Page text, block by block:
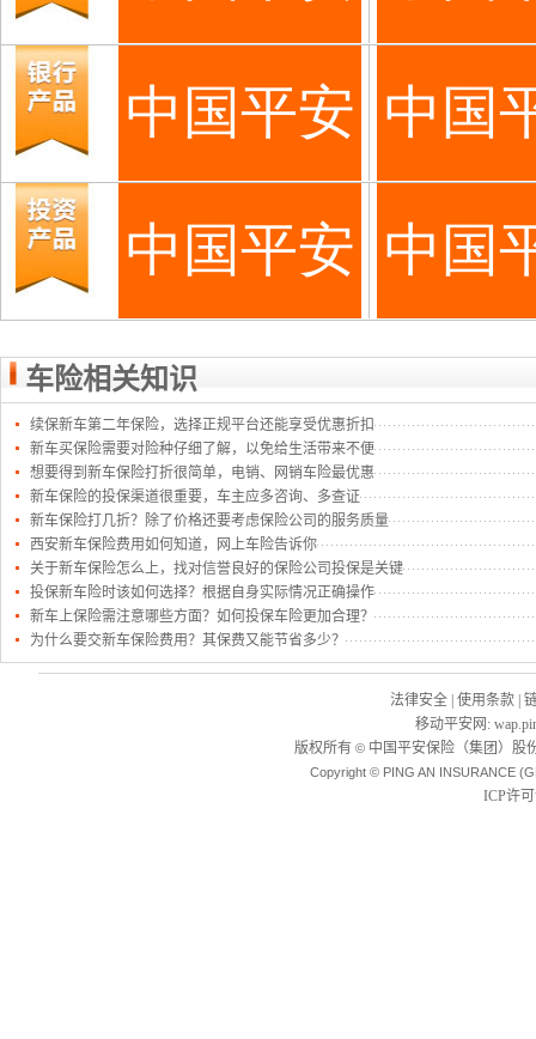
车险相关知识
续保新车第二年保险，选择正规平台还能享受优惠折扣
新车买保险需要对险种仔细了解，以免给生活带来不便
想要得到新车保险打折很简单，电销、网销车险最优惠
新车保险的投保渠道很重要，车主应多咨询、多查证
新车保险打几折？除了价格还要考虑保险公司的服务质量
西安新车保险费用如何知道，网上车险告诉你
关于新车保险怎么上，找对信誉良好的保险公司投保是关键
投保新车险时该如何选择？根据自身实际情况正确操作
新车上保险需注意哪些方面？如何投保车险更加合理？
为什么要交新车保险费用？其保费又能节省多少？
法律安全 使用条款
移动平安网 :
版权所有 ©中国平安保险（集团）股
Copyright © PING AN INSURANCE
ICP许